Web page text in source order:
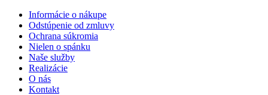
Informácie o nákupe
Odstúpenie od zmluvy
Ochrana súkromia
Nielen o spánku
Naše služby
Realizácie
O nás
Kontakt